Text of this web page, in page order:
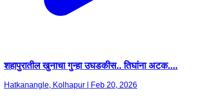
शहापुरातील खुनाचा गुन्हा उघडकीस.. तिघांना अटक....
Hatkanangle, Kolhapur | Feb 20, 2026